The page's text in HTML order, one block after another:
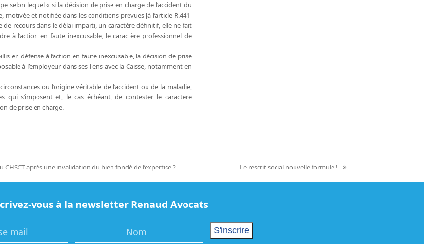
selon lequel « si la décision de prise en charge de l’accident du
et notifiée dans les conditions prévues [à l’article R.441-
de recours dans le délai imparti, un caractère définitif, elle ne fait
à l’action en faute inexcusable, le caractère professionnel de
en défense à l’action en faute inexcusable, la décision de prise
à l’employeur dans ses liens avec la Caisse, notamment en
ou l’origine véritable de l’accident ou de la maladie,
qui s’imposent et, le cas échéant, de contester le caractère
de prise en charge.
CHSCT après une invalidation du bien fondé de l’expertise ?
next
post:
Le rescrit social nouvelle formule !
vous à la newsletter Renaud Avocats